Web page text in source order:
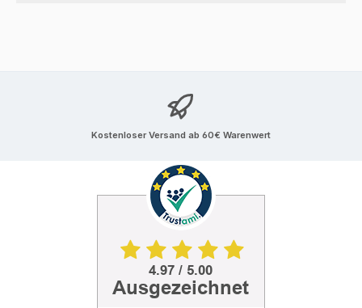
Kostenloser Versand ab 60€ Warenwert